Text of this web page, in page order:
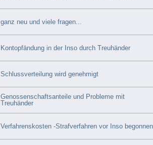
ganz neu und viele fragen...
Kontopfändung in der Inso durch Treuhänder
Schlussverteilung wird genehmigt
Genossenschaftsanteile und Probleme mit
Treuhänder
Verfahrenskosten -Strafverfahren vor Inso begonnen